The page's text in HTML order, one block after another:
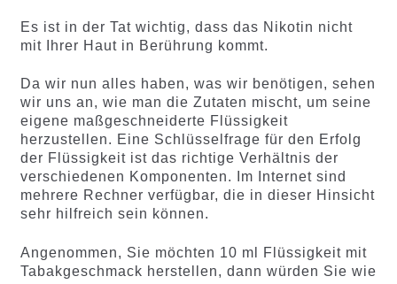
Es ist in der Tat wichtig, dass das Nikotin nicht
mit Ihrer Haut in Berührung kommt.
Da wir nun alles haben, was wir benötigen, sehen
wir uns an, wie man die Zutaten mischt, um seine
eigene maßgeschneiderte Flüssigkeit
herzustellen. Eine Schlüsselfrage für den Erfolg
der Flüssigkeit ist das richtige Verhältnis der
verschiedenen Komponenten. Im Internet sind
mehrere Rechner verfügbar, die in dieser Hinsicht
sehr hilfreich sein können.
Angenommen, Sie möchten 10 ml Flüssigkeit mit
Tabakgeschmack herstellen, dann würden Sie wie